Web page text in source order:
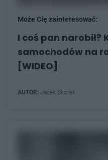
Może Cię zainteresować:
I coś pan narobił?
samochodów na
[WIDEO]
AUTOR: Jacek Skorek